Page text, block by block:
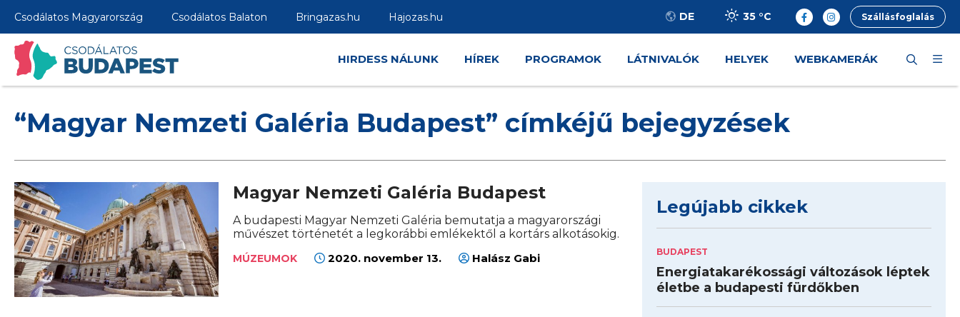
Csodálatos Magyarország Csodálatos Balaton Bringazas.hu Hajozas.hu DE 35 °C Szállásfoglalás
HIRDESS NÁLUNK HÍREK PROGRAMOK LÁTNIVALÓK HELYEK WEBKAMERÁK
“Magyar Nemzeti Galéria Budapest” címkéjű bejegyzések
Magyar Nemzeti Galéria Budapest
A budapesti Magyar Nemzeti Galéria bemutatja a magyarországi
művészet történetét a legkorábbi emlékektől a kortárs alkotásokig.
MÚZEUMOK 2020. november 13. Halász Gabi
Legújabb cikkek
BUDAPEST
Energiatakarékossági változások léptek
életbe a budapesti fürdőkben